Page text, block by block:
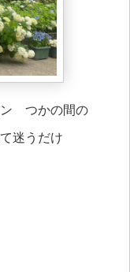
ン つかの間の
迷うだけ